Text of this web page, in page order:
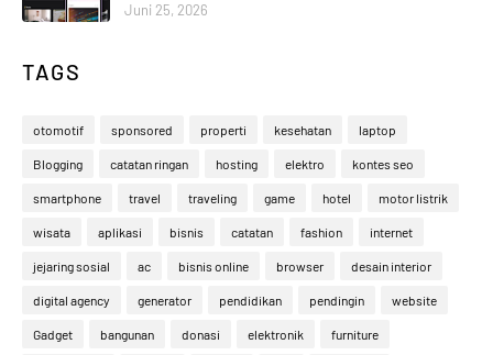
Juni 25, 2026
TAGS
otomotif sponsored properti kesehatan laptop
Blogging catatan ringan hosting elektro kontes seo
smartphone travel traveling game hotel motor listrik
wisata aplikasi bisnis catatan fashion internet
jejaring sosial ac bisnis online browser desain interior
digital agency generator pendidikan pendingin website
Gadget bangunan donasi elektronik furniture